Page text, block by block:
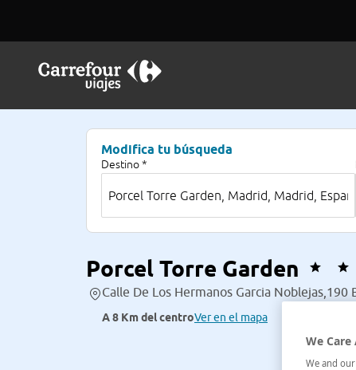
Modifica tu búsqueda
Destino *
Porcel Torre Garden
Calle De Los Hermanos Garcia Noblejas,190
A 8 Km del centroVer en el mapa
We
We and